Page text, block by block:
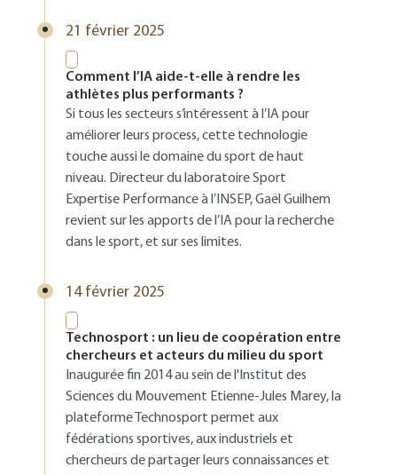
21 février 2025
Comment l’IA aide-t-elle à rendre les
athlètes plus performants ?
Si tous les secteurs s’intéressent à l’IA pour
améliorer leurs process, cette technologie
touche aussi le domaine du sport de haut
niveau. Directeur du laboratoire Sport
Expertise Performance à l’INSEP, Gaël Guilhem
revient sur les apports de l’IA pour la recherche
dans le sport, et sur ses limites.
14 février 2025
Technosport : un lieu de coopération entre
chercheurs et acteurs du milieu du sport
Inaugurée fin 2014 au sein de l'Institut des
Sciences du Mouvement Etienne-Jules Marey, la
plateforme Technosport permet aux
fédérations sportives, aux industriels et
chercheurs de partager leurs connaissances et